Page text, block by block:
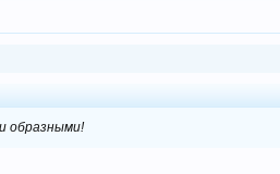
образными!